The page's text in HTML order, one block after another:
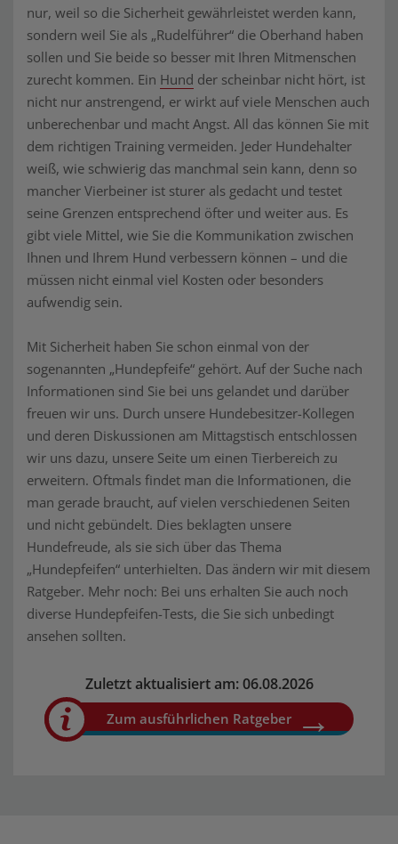
nur, weil so die Sicherheit gewährleistet werden kann,
sondern weil Sie als „Rudelführer“ die Oberhand haben
sollen und Sie beide so besser mit Ihren Mitmenschen
zurecht kommen. Ein Hund der scheinbar nicht hört, ist
nicht nur anstrengend, er wirkt auf viele Menschen auch
unberechenbar und macht Angst. All das können Sie mit
dem richtigen Training vermeiden. Jeder Hundehalter
weiß, wie schwierig das manchmal sein kann, denn so
mancher Vierbeiner ist sturer als gedacht und testet
seine Grenzen entsprechend öfter und weiter aus. Es
gibt viele Mittel, wie Sie die Kommunikation zwischen
Ihnen und Ihrem Hund verbessern können – und die
müssen nicht einmal viel Kosten oder besonders
aufwendig sein.
Mit Sicherheit haben Sie schon einmal von der
sogenannten „Hundepfeife“ gehört. Auf der Suche nach
Informationen sind Sie bei uns gelandet und darüber
freuen wir uns. Durch unsere Hundebesitzer-Kollegen
und deren Diskussionen am Mittagstisch entschlossen
wir uns dazu, unsere Seite um einen Tierbereich zu
erweitern. Oftmals findet man die Informationen, die
man gerade braucht, auf vielen verschiedenen Seiten
und nicht gebündelt. Dies beklagten unsere
Hundefreude, als sie sich über das Thema
„Hundepfeifen“ unterhielten. Das ändern wir mit diesem
Ratgeber. Mehr noch: Bei uns erhalten Sie auch noch
diverse Hundepfeifen-Tests, die Sie sich unbedingt
ansehen sollten.
Zuletzt aktualisiert am: 06.08.2026
Zum ausführlichen Ratgeber